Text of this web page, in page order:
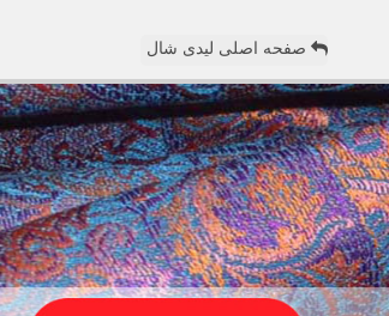
صفحه اصلی لیدی شال